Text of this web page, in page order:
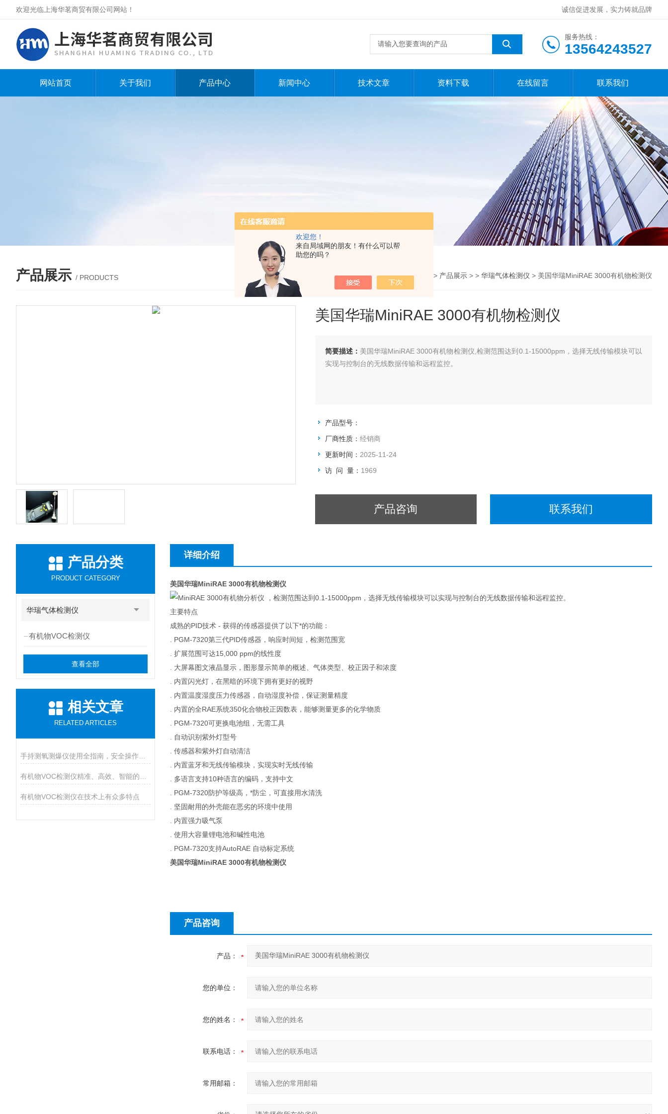
欢迎您！
来自局域网的朋友！有什么可以帮
助您的吗？
欢迎光临上海华茗商贸有限公司网站！ 诚信促进发展，实力铸就品牌
服务热线：
13564243527
网站首页 关于我们 产品中心 新闻中心 技术文章 资料下载 在线留言 联系我们
产品展示 / PRODUCTS 您的位置：网站首页 > 产品展示 > > 华瑞气体检测仪 > 美国华瑞MiniRAE 3000有机物检测仪
美国华瑞MiniRAE 3000有机物检测仪
简要描述： 美国华瑞MiniRAE 3000有机物检测仪,检测范围达到0.1-15000ppm，选择无线传输模块可以
实现与控制台的无线数据传输和远程监控。
产品型号：
厂商性质： 经销商
更新时间： 2025-11-24
访 问 量： 1969
产品咨询 联系我们
产品分类
PRODUCT CATEGORY
华瑞气体检测仪
有机物VOC检测仪
查看全部
相关文章
RELATED ARTICLES
有机物VOC检测仪在技术上有众多特点
详细介绍
美国华瑞MiniRAE 3000有机物检测仪
MiniRAE 3000有机物分析仪 ，检测范围达到0.1-15000ppm，选择无线传输模块可以实现与控制台的无线数据传输和远程监控。
主要特点
成熟的PID技术 - 获得的传感器提供了以下*的功能：
. PGM-7320第三代PID传感器，响应时间短，检测范围宽
. 扩展范围可达15,000 ppm的线性度
. 大屏幕图文液晶显示，图形显示简单的概述、气体类型、校正因子和浓度
. 内置闪光灯，在黑暗的环境下拥有更好的视野
. 内置温度湿度压力传感器，自动湿度补偿，保证测量精度
. 内置的全RAE系统350化合物校正因数表，能够测量更多的化学物质
. PGM-7320可更换电池组，无需工具
. 自动识别紫外灯型号
. 传感器和紫外灯自动清洁
. 内置蓝牙和无线传输模块，实现实时无线传输
. 多语言支持10种语言的编码，支持中文
. PGM-7320防护等级高，*防尘，可直接用水清洗
. 坚固耐用的外壳能在恶劣的环境中使用
. 内置强力吸气泵
. 使用大容量锂电池和碱性电池
. PGM-7320支持AutoRAE 自动标定系统
美国华瑞MiniRAE 3000有机物检测仪
产品咨询
产品：
您的单位：
您的姓名：
联系电话：
常用邮箱：